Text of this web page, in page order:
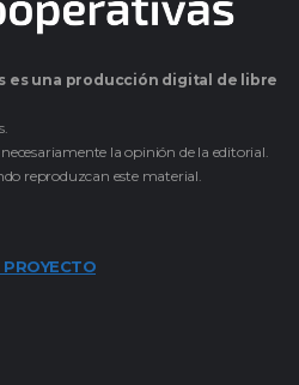
es una producción digital de libre
la opinión de la editorial.
reproduzcan este material.
PROYECTO